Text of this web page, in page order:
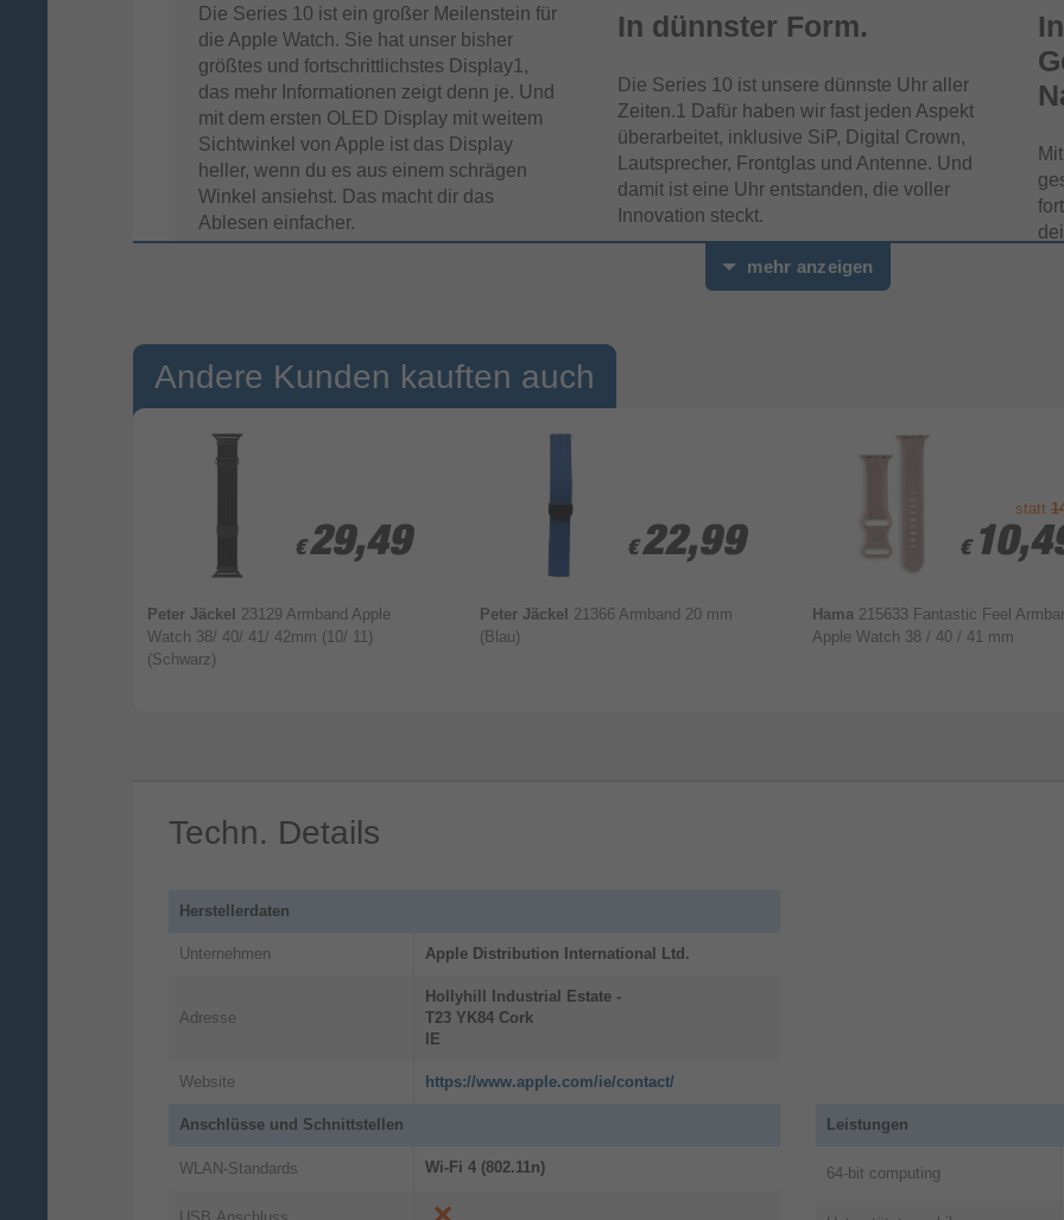
Die Series 10 ist ein großer Meilenstein für
die Apple Watch. Sie hat unser bisher
größtes und fortschrittlichstes Display1,
das mehr Informationen zeigt denn je. Und
mit dem ersten OLED Display mit weitem
Sichtwinkel von Apple ist das Display
heller, wenn du es aus einem schrägen
Winkel ansiehst. Das macht dir das
Ablesen einfacher.
In dünnster Form.
Die Series 10 ist unsere dünnste Uhr aller
Zeiten.1 Dafür haben wir fast jeden Aspekt
überarbeitet, inklusive SiP, Digital Crown,
Lautsprecher, Frontglas und Antenne. Und
damit ist eine Uhr entstanden, die voller
Innovation steckt.
Schließe deine Ringe
jeden Tag.
kannst du ganz einfach deine
Auch beim Schnorcheln
mehr anzeigen
Andere Kunden kauften auch
€ 29,49
€ 29,49
Peter Jäckel 23129 Armband Apple
Watch 38/ 40/ 41/ 42mm (10/ 11)
(Schwarz)
€ 22,99
€ 22,99
Peter Jäckel 21366 Armband 20 mm
(Blau)
statt
€
€
Hama 215633 Fantastic Feel
Apple Watch 38 / 40 / 41 mm
Techn. Details
Herstellerdaten
Unternehmen Apple Distribution International Ltd.
Adresse
Hollyhill Industrial Estate -
T23 YK84 Cork
IE
Website https://www.apple.com/ie/contact/
Anschlüsse und Schnittstellen
WLAN-Standards Wi-Fi 4 (802.11n)
Leistungen
64-bit computing